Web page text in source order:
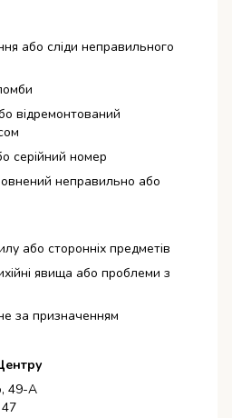
або сліди неправильного
відремонтований
серійний номер
неправильно або
або сторонніх предметів
явища або проблеми з
за призначенням
49-А